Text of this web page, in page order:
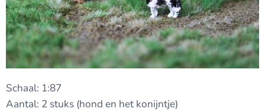
Schaal: 1:87
Aantal: 2 stuks (hond en het konijntje)